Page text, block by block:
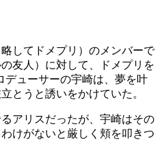
してドメプリ）のメンバーで
友人）に対して、ドメプリを
ューサーの宇崎は、夢を叶
とうと誘いをかけていた。
アリスだったが、宇崎はその
けがないと厳しく頬を叩きつ